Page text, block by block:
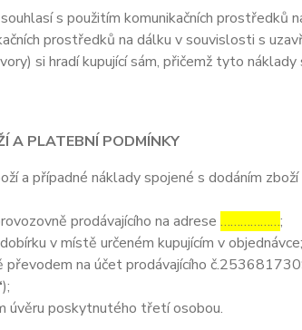
s použitím komunikačních prostředků
prostředků na dálku v souvislosti s
si hradí kupující sám, přičemž tyto
A PLATEBNÍ PODMÍNKY
a případné náklady spojené s dodáním zboží
prodávajícího na adrese ………………;
v místě určeném kupujícím v objednávce;
na účet prodávajícího
);
úvěru poskytnutého třetí osobou.